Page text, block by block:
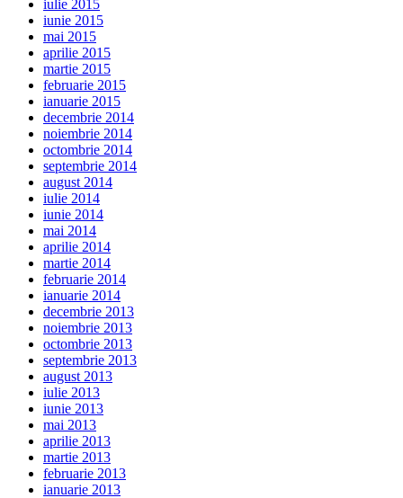
iulie 2015
iunie 2015
mai 2015
aprilie 2015
martie 2015
februarie 2015
ianuarie 2015
decembrie 2014
noiembrie 2014
octombrie 2014
septembrie 2014
august 2014
iulie 2014
iunie 2014
mai 2014
aprilie 2014
martie 2014
februarie 2014
ianuarie 2014
decembrie 2013
noiembrie 2013
octombrie 2013
septembrie 2013
august 2013
iulie 2013
iunie 2013
mai 2013
aprilie 2013
martie 2013
februarie 2013
ianuarie 2013